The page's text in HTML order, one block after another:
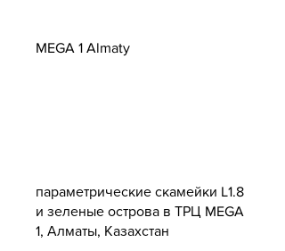
MEGA 1 Almaty
параметрические скамейки L1.8
и зеленые острова в ТРЦ MEGA
1, Алматы, Казахстан